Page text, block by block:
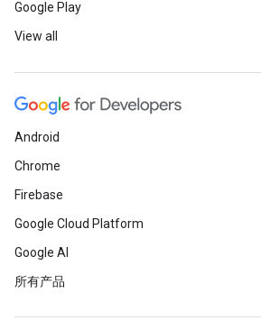
Google Play
View all
Android
Chrome
Firebase
Google Cloud Platform
Google AI
所有产品